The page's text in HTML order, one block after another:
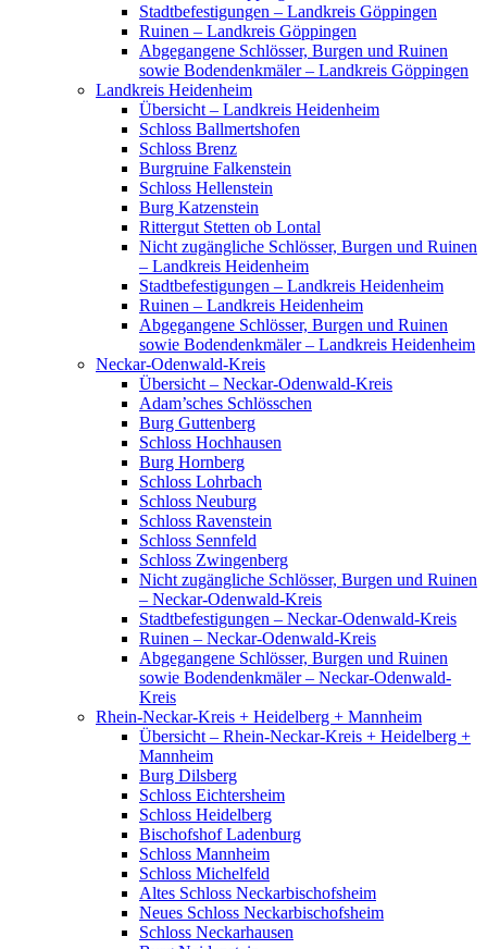
Stadtbefestigungen – Landkreis Göppingen
Ruinen – Landkreis Göppingen
Abgegangene Schlösser, Burgen und Ruinen
sowie Bodendenkmäler – Landkreis Göppingen
Landkreis Heidenheim
Übersicht – Landkreis Heidenheim
Schloss Ballmertshofen
Schloss Brenz
Burgruine Falkenstein
Schloss Hellenstein
Burg Katzenstein
Rittergut Stetten ob Lontal
Nicht zugängliche Schlösser, Burgen und Ruinen
– Landkreis Heidenheim
Stadtbefestigungen – Landkreis Heidenheim
Ruinen – Landkreis Heidenheim
Abgegangene Schlösser, Burgen und Ruinen
sowie Bodendenkmäler – Landkreis Heidenheim
Neckar-Odenwald-Kreis
Übersicht – Neckar-Odenwald-Kreis
Adam’sches Schlösschen
Burg Guttenberg
Schloss Hochhausen
Burg Hornberg
Schloss Lohrbach
Schloss Neuburg
Schloss Ravenstein
Schloss Sennfeld
Schloss Zwingenberg
Nicht zugängliche Schlösser, Burgen und Ruinen
– Neckar-Odenwald-Kreis
Stadtbefestigungen – Neckar-Odenwald-Kreis
Ruinen – Neckar-Odenwald-Kreis
Abgegangene Schlösser, Burgen und Ruinen
sowie Bodendenkmäler – Neckar-Odenwald-
Kreis
Rhein-Neckar-Kreis + Heidelberg + Mannheim
Übersicht – Rhein-Neckar-Kreis + Heidelberg +
Mannheim
Burg Dilsberg
Schloss Eichtersheim
Schloss Heidelberg
Bischofshof Ladenburg
Schloss Mannheim
Schloss Michelfeld
Altes Schloss Neckarbischofsheim
Neues Schloss Neckarbischofsheim
Schloss Neckarhausen